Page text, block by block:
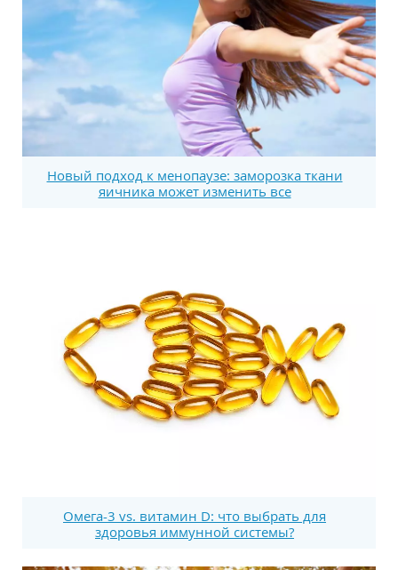
Новый подход к менопаузе: заморозка ткани
яичника может изменить все
Омега-3 vs. витамин D: что выбрать для
здоровья иммунной системы?